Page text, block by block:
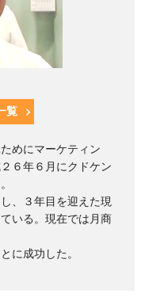
覧
めにマーケティン
６年６月にクドケン
、３年目を迎えた現
いる。現在では月商
に成功した。